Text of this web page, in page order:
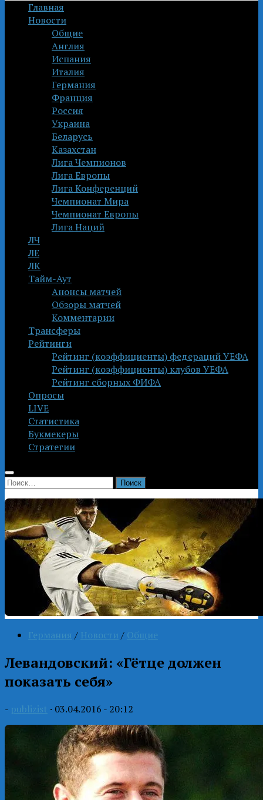
Главная
Новости
Общие
Англия
Испания
Италия
Германия
Франция
Россия
Украина
Беларусь
Казахстан
Лига Чемпионов
Лига Европы
Лига Конференций
Чемпионат Мира
Чемпионат Европы
Лига Наций
ЛЧ
ЛЕ
ЛК
Тайм-Аут
Анонсы матчей
Обзоры матчей
Комментарии
Трансферы
Рейтинги
Рейтинг (коэффициенты) федераций УЕФА
Рейтинг (коэффициенты) клубов УЕФА
Рейтинг сборных ФИФА
Опросы
LIVE
Статистика
Букмекеры
Стратегии
Найти:
Германия / Новости / Общие
Левандовский: «Гётце должен
показать себя»
- publizist · 03.04.2016 - 20:12